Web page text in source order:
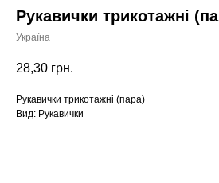
Рукавички трикотажні
Україна
28,30 грн.
Рукавички трикотажні (пара)
Вид: Рукавички